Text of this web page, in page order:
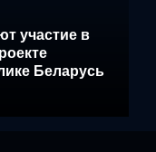
участие в
Беларусь